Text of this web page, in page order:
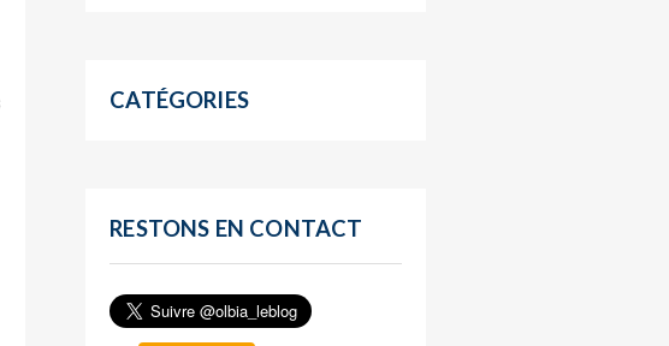
CATÉGORIES
RESTONS EN CONTACT